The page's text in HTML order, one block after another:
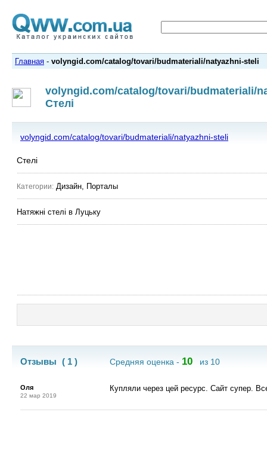
Главная - volyngid.com/catalog/tovari/budmateriali/natyazhni-steli
volyngid.com/catalog/tovari/budmateriali/
Стелі
volyngid.com/catalog/tovari/budmateriali/natyazhni-steli
Стелі
Категории: Дизайн, Порталы
Натяжні стелі в Луцьку
Отзывы ( 1 ) Средняя оценка - 10 из 10
Оля
22 мар 2019
Купляли через цей ресурс. Сайт супер.